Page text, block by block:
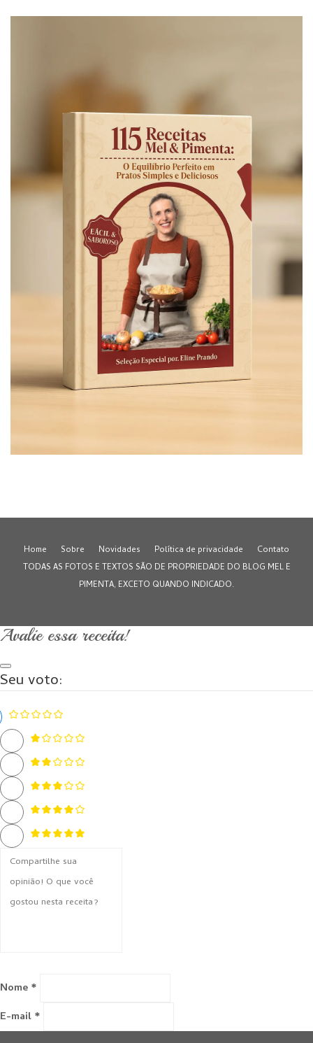
Home Sobre Novidades Política de privacidade
Contato
TODAS AS FOTOS E TEXTOS SÃO DE PROPRIEDADE DO BLOG MEL E
PIMENTA, EXCETO QUANDO INDICADO.
Avalie essa receita!
Seu voto:
Nome *
E-mail *